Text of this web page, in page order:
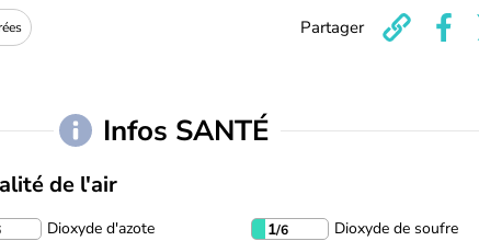
Partager
Infos SANTÉ
de l'air
Dioxyde d'azote 1/6 Dioxyde de soufre